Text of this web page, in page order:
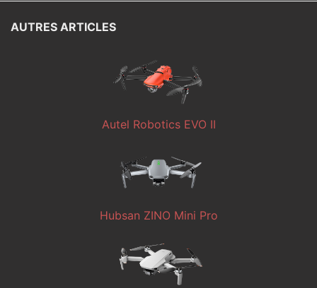
AUTRES ARTICLES
Autel Robotics EVO II
Hubsan ZINO Mini Pro